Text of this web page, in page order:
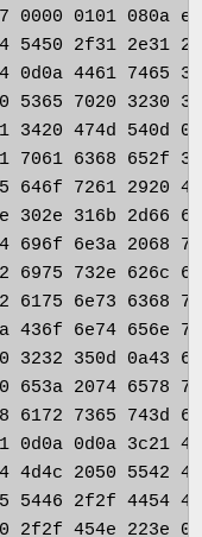
0000 0101 080a
2f31 2e31
4461 7465
7020 3230
474d 540d
6368 652f
7261 2920
316b 2d66
6e3a 2068
732e 626c
6e73 6368
6e74 656e
350d 0a43
2074 6578
7365 743d
0d0a 3c21
2050 5542
2f2f 4454
454e 223e